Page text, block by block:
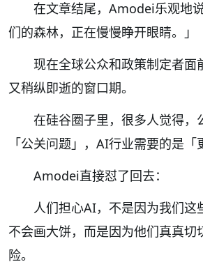
在文章结尾，Amodei乐观地
们的森林，正在慢慢睁开眼睛。」
现在全球公众和政策制定者面
又稍纵即逝的窗口期。
在硅谷圈子里，很多人觉得，
「公关问题」，AI行业需要的是「
Amodei直接怼了回去：
人们担心AI，不是因为我们这
不会画大饼，而是因为他们真真切
险。